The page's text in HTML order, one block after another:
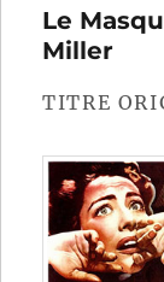
l’article
Le
Miller
TITRE